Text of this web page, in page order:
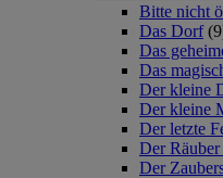
Bitte nicht
Das Dorf
Das
Das
Der kleine
Der kleine
Der letzte
Der
Der